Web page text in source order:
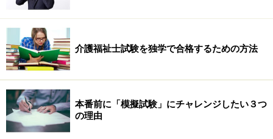
さらに、先入観や個人的な感情で相手を否定することな
く、相手をありのまま受け入れる「受容」も頭に入れて
おきたいキーワードです。
話は変わりますが、私は現役の介護職を対象に講演をす
る機会が少なくありません。その際、「利用者に望まれ
る介護職の条件」として必ず挙げているのが、「自己覚
知が出来ている」ということです。
介護福祉士試験を独学で合格するための方法
本番前に「模擬試験」にチャレンジしたい３つ
の理由